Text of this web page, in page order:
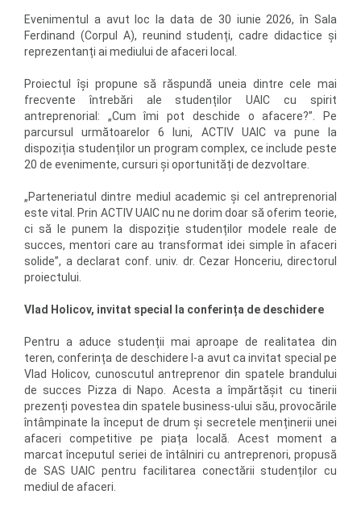
Evenimentul a avut loc la data de 30 iunie 2026, în Sala
Ferdinand (Corpul A), reunind studenți, cadre didactice și
reprezentanți ai mediului de afaceri local.
Proiectul își propune să răspundă uneia dintre cele mai
frecvente întrebări ale studenților UAIC cu spirit
antreprenorial: „Cum îmi pot deschide o afacere?”. Pe
parcursul următoarelor 6 luni, ACTIV UAIC va pune la
dispoziția studenților un program complex, ce include peste
20 de evenimente, cursuri și oportunități de dezvoltare.
„Parteneriatul dintre mediul academic și cel antreprenorial
este vital. Prin ACTIV UAIC nu ne dorim doar să oferim teorie,
ci să le punem la dispoziție studenților modele reale de
succes, mentori care au transformat idei simple în afaceri
solide”, a declarat conf. univ. dr. Cezar Honceriu, directorul
proiectului.
Vlad Holicov, invitat special la conferința de deschidere
Pentru a aduce studenții mai aproape de realitatea din
teren, conferința de deschidere l-a avut ca invitat special pe
Vlad Holicov, cunoscutul antreprenor din spatele brandului
de succes Pizza di Napo. Acesta a împărtășit cu tinerii
prezenți povestea din spatele business-ului său, provocările
întâmpinate la început de drum și secretele menținerii unei
afaceri competitive pe piața locală. Acest moment a
marcat începutul seriei de întâlniri cu antreprenori, propusă
de SAS UAIC pentru facilitarea conectării studenților cu
mediul de afaceri.